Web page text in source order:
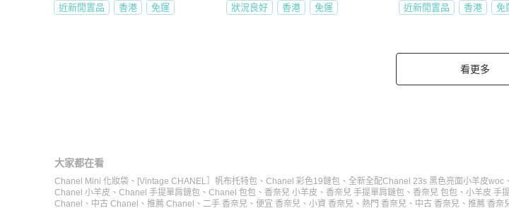
近新閒置品 香港 免運 狀況良好 香港 免運 近新閒置品 香港 免
看更多
大家都在看
Chanel Mini 化妝袋 、 [Vintage CHANEL］帆布托特包 、 Chanel 彩色19鏈包 、 全新全配Chanel 23s 黑色亮面小羊皮woc 、
Chanel 小羊皮 、 Chanel 手提單肩鏈包 、 Chanel 包包 、 香奈兒 小羊皮 、 香奈兒 手提單肩鏈包 、 香奈兒 包包 、 小羊皮 手
Chanel 、 中古 Chanel 、 推薦 Chanel 、 二手 香奈兒 、 便宜 香奈兒 、 小資 香奈兒 、 熱門 香奈兒 、 中古 香奈兒 、 推薦 香奈